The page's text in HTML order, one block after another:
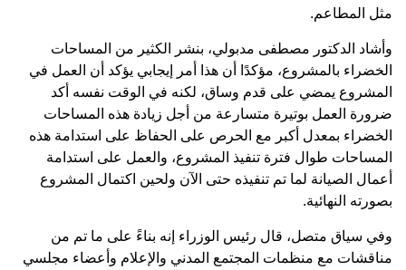
مثل المطاعم.
وأشاد الدكتور مصطفى مدبولي، بنشر الكثير من المساحات
الخضراء بالمشروع، مؤكدًا أن هذا أمر إيجابي يؤكد أن العمل في
المشروع يمضي على قدم وساق، لكنه في الوقت نفسه أكد
ضرورة العمل بوتيرة متسارعة من أجل زيادة هذه المساحات
الخضراء بمعدل أكبر مع الحرص على الحفاظ على استدامة هذه
المساحات طوال فترة تنفيذ المشروع، والعمل على استدامة
أعمال الصيانة لما تم تنفيذه حتى الآن ولحين اكتمال المشروع
بصورته النهائية.
وفي سياق متصل، قال رئيس الوزراء إنه بناءً على ما تم من
مناقشات مع منظمات المجتمع المدني والإعلام وأعضاء مجلسي